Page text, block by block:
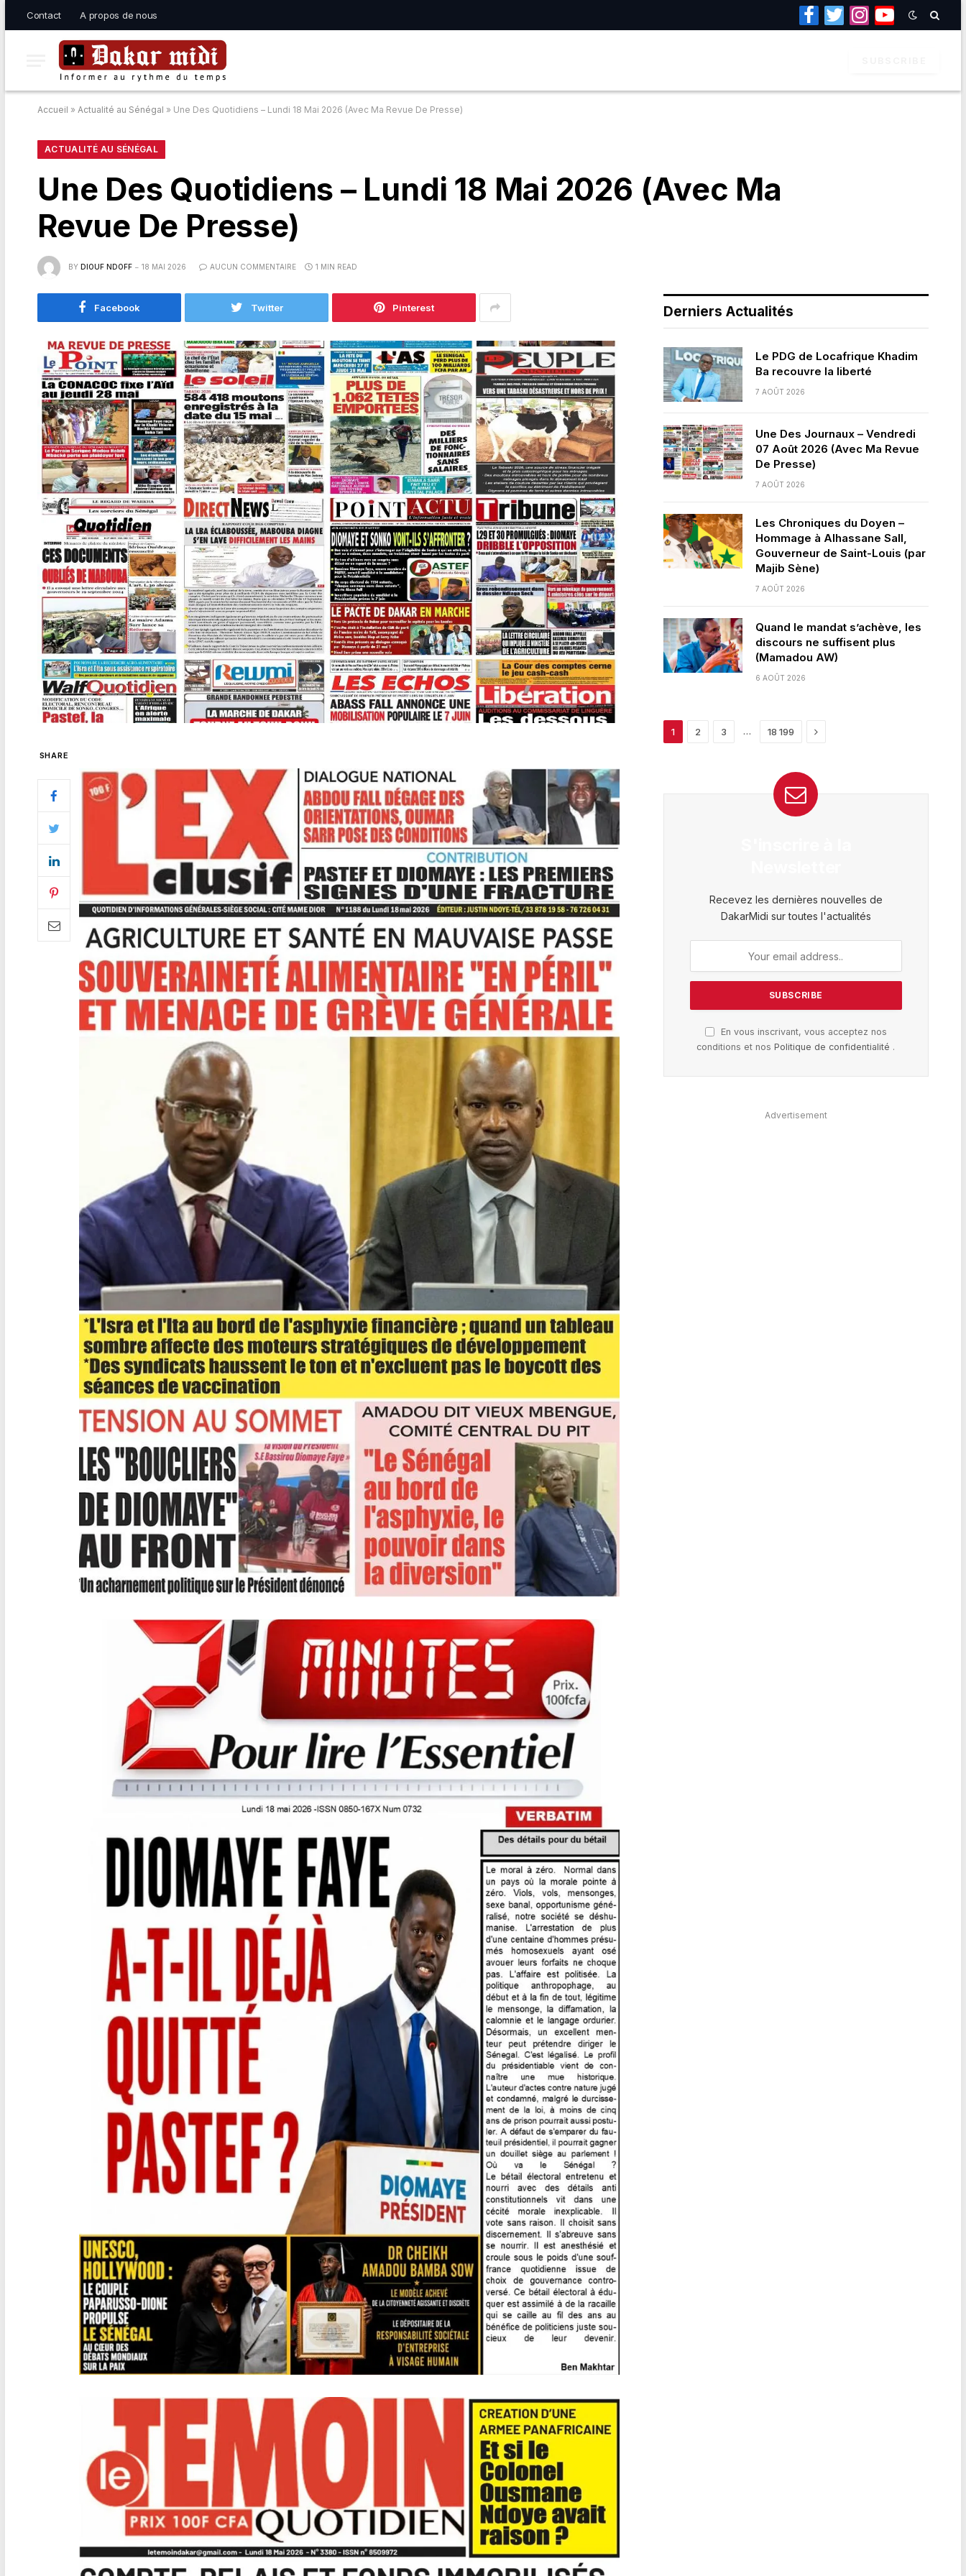
Contact A propos de nous
Facebook
TwitterInstagramYouTube
Accueil » Actualité au Sénégal » Une Des Quotidiens – Lundi 18 Mai 2026 (Avec Ma Revue De Presse)
ACTUALITÉ AU SÉNÉGAL
Une Des Quotidiens – Lundi 18 Mai 2026 (Avec Ma
Revue De Presse)
BY DIOUF NDOFF 18 MAI 2026 AUCUN COMMENTAIRE 1 MIN READ
Facebook Twitter Pinterest
SHARE
Derniers Actualités
Le PDG de Locafrique Khadim
Ba recouvre la liberté
7 AOÛT 2026
Une Des Journaux – Vendredi
07 Août 2026 (Avec Ma Revue
De Presse)
7 AOÛT 2026
Les Chroniques du Doyen –
Hommage à Alhassane Sall,
Gouverneur de Saint-Louis (par
Majib Sène)
7 AOÛT 2026
Quand le mandat s’achève, les
discours ne suffisent plus
(Mamadou AW)
6 AOÛT 2026
1 2 3 … 18 199 Next
Recevez les dernières nouvelles de
DakarMidi sur toutes l'actualités
En vous inscrivant, vous acceptez nos
conditions et nosPolitique de confidentialité .
Advertisement